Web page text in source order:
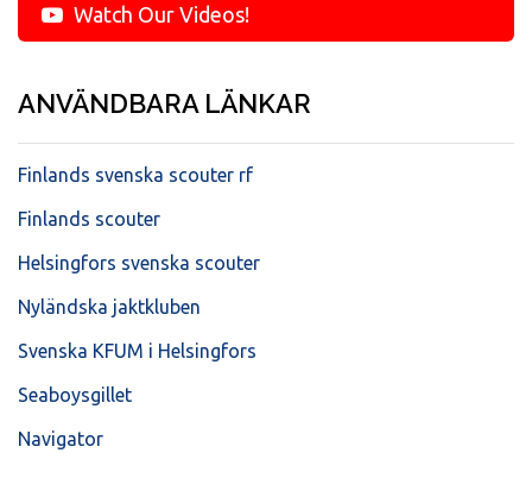
Watch Our Videos!
ANVÄNDBARA LÄNKAR
Finlands svenska scouter rf
Finlands scouter
Helsingfors svenska scouter
Nyländska jaktkluben
Svenska KFUM i Helsingfors
Seaboysgillet
Navigator